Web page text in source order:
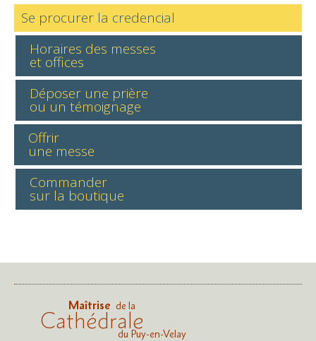
Se procurer la credencial
Horaires des messes
et offices
Déposer une prière
ou un témoignage
Offrir
une messe
Commander
sur la boutique
Maîtrise de la
Cathédraledu Puy-en-Velay